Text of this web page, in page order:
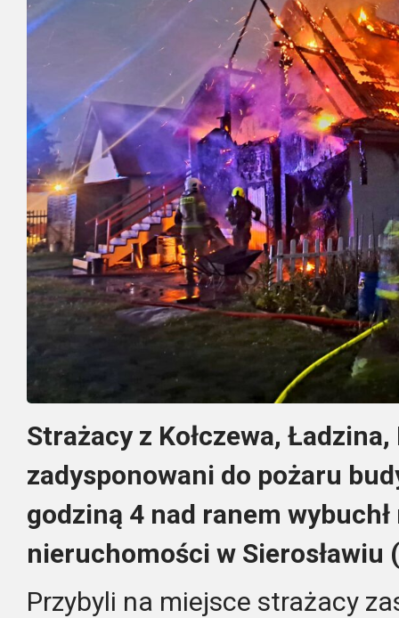
Strażacy z Kołczewa,
zadysponowani do pożaru
godziną 4 nad ranem
nieruchomości w Sierosławiu
Przybyli na miejsce strażacy